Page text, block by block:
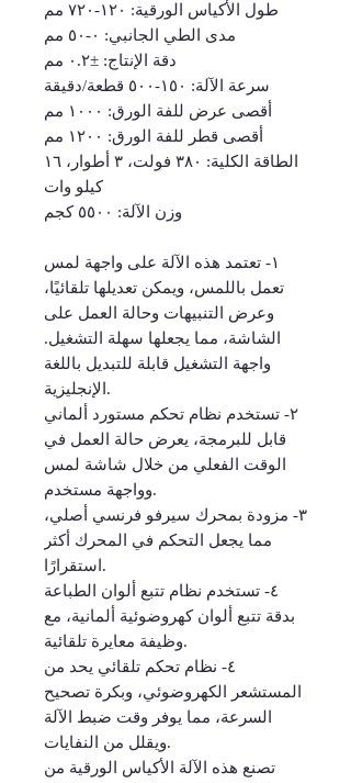
طول الأكياس الورقية: ١٢٠-٧٢٠ مم
مدى الطي الجانبي: ٠-٥٠ مم
دقة الإنتاج: ±٠.٢ مم
سرعة الآلة: ١٥٠-٥٠٠ قطعة/دقيقة
أقصى عرض للفة الورق: ١٠٠٠ مم
أقصى قطر للفة الورق: ١٢٠٠ مم
الطاقة الكلية: ٣٨٠ فولت، ٣ أطوار، ١٦
كيلو وات
وزن الآلة: ٥٥٠٠ كجم
١- تعتمد هذه الآلة على واجهة لمس
تعمل باللمس، ويمكن تعديلها تلقائيًا،
وعرض التنبيهات وحالة العمل على
الشاشة، مما يجعلها سهلة التشغيل.
واجهة التشغيل قابلة للتبديل باللغة
الإنجليزية.
٢- تستخدم نظام تحكم مستورد ألماني
قابل للبرمجة، يعرض حالة العمل في
الوقت الفعلي من خلال شاشة لمس
وواجهة مستخدم.
٣- مزودة بمحرك سيرفو فرنسي أصلي،
مما يجعل التحكم في المحرك أكثر
استقرارًا.
٤- تستخدم نظام تتبع ألوان الطباعة
بدقة تتبع ألوان كهروضوئية ألمانية، مع
وظيفة معايرة تلقائية.
٤- نظام تحكم تلقائي يحد من
المستشعر الكهروضوئي، وبكرة تصحيح
السرعة، مما يوفر وقت ضبط الآلة
ويقلل من النفايات.
تصنع هذه الآلة الأكياس الورقية من